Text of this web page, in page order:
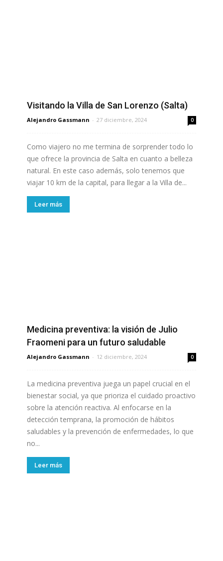
Visitando la Villa de San Lorenzo (Salta)
Alejandro Gassmann - 27 diciembre, 2024 0
Como viajero no me termina de sorprender todo lo
que ofrece la provincia de Salta en cuanto a belleza
natural. En este caso además, solo tenemos que
viajar 10 km de la capital, para llegar a la Villa de...
Leer más
Medicina preventiva: la visión de Julio
Fraomeni para un futuro saludable
Alejandro Gassmann - 12 diciembre, 2024 0
La medicina preventiva juega un papel crucial en el
bienestar social, ya que prioriza el cuidado proactivo
sobre la atención reactiva. Al enfocarse en la
detección temprana, la promoción de hábitos
saludables y la prevención de enfermedades, lo que
no...
Leer más